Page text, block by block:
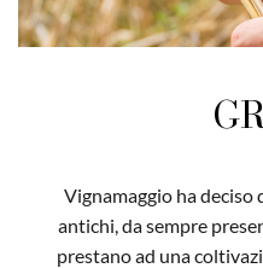
Vignamaggio ha deciso
antichi, da sempre
prestano ad una